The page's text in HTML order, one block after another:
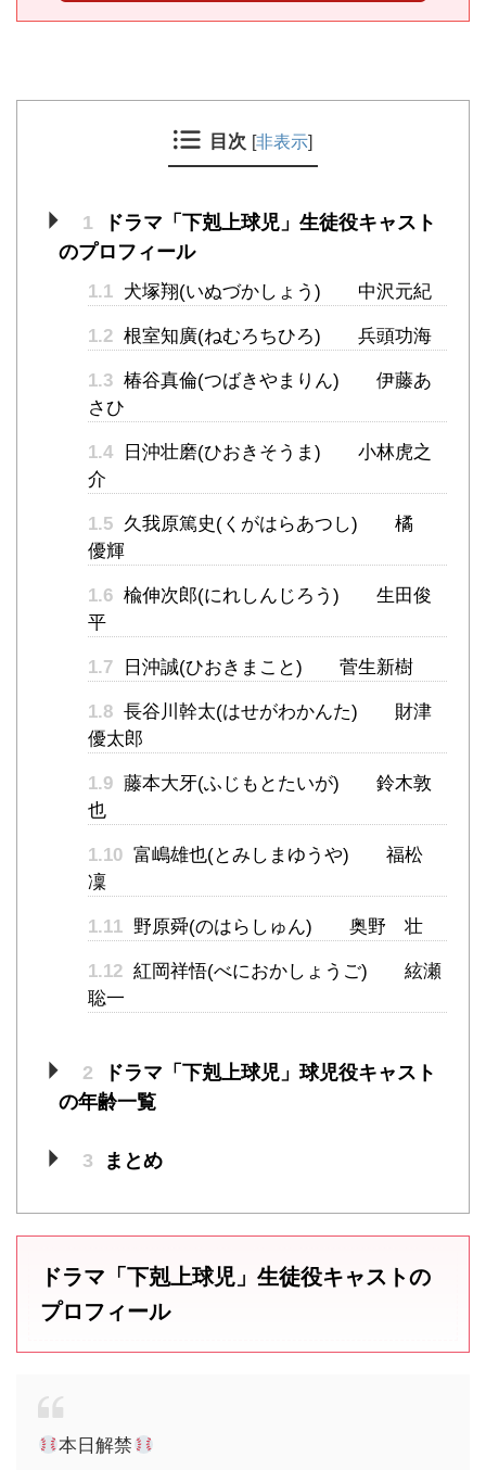
目次 [非表示]
1
ドラマ「下剋上球児」生徒役キャスト
のプロフィール
1.1 犬塚翔(いぬづかしょう) 中沢元紀
1.2 根室知廣(ねむろちひろ) 兵頭功海
1.3 椿谷真倫(つばきやまりん) 伊藤あ
さひ
1.4
日沖壮磨(ひおきそうま) 小林虎之
介
1.5 久我原篤史(くがはらあつし) 橘
優輝
1.6 楡伸次郎(にれしんじろう) 生田俊
平
1.7 日沖誠(ひおきまこと) 菅生新樹
1.8 長谷川幹太(はせがわかんた) 財津
優太郎
1.9 藤本大牙(ふじもとたいが) 鈴木敦
也
1.10 富嶋雄也(とみしまゆうや) 福松
凜
1.11 野原舜(のはらしゅん) 奥野 壮
1.12 紅岡祥悟(べにおかしょうご) 絃瀬
聡一
2
ドラマ「下剋上球児」球児役キャスト
の年齢一覧
3 まとめ
ドラマ「下剋上球児」生徒役キャストの
プロフィール
本日解禁